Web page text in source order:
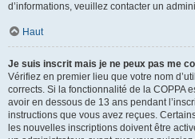
d’informations, veuillez contacter un
Haut
Je suis inscrit mais je ne peux pas me
Vérifiez en premier lieu que votre nom
corrects. Si la fonctionnalité de la COPPA
avoir en dessous de 13 ans pendant
instructions que vous avez reçues.
les nouvelles inscriptions doivent être